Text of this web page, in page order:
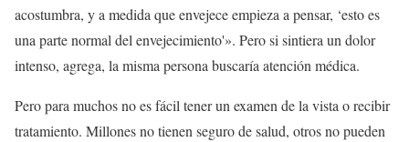
acostumbra, y a medida que envejece empieza a pensar, ‘esto es
una parte normal del envejecimiento'». Pero si sintiera un dolor
intenso, agrega, la misma persona buscaría atención médica.
Pero para muchos no es fácil tener un examen de la vista o recibir
tratamiento. Millones no tienen seguro de salud, otros no pueden